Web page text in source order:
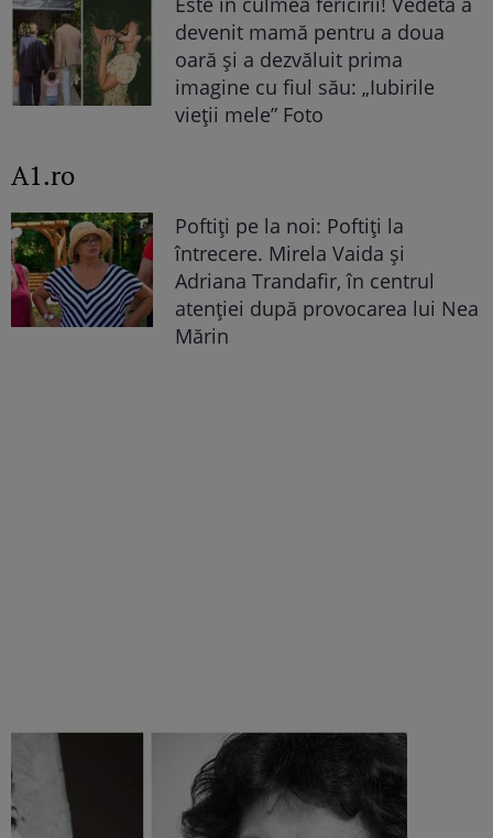
devenit mamă pentru a doua
oară și a dezvăluit prima
imagine cu fiul său: „Iubirile
vieții mele” Foto
A1.ro
Poftiți pe la noi: Poftiți la
întrecere. Mirela Vaida și
Adriana Trandafir, în centrul
atenției după provocarea lui Nea
Mărin